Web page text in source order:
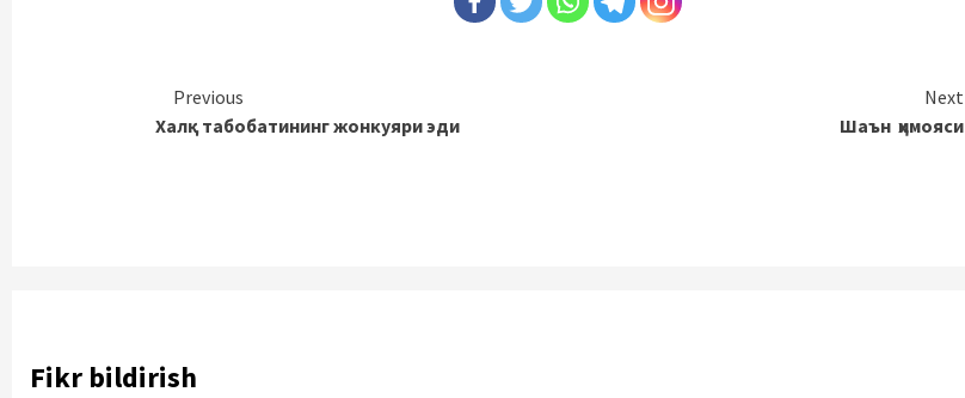
Continue
Reading
Previous
Халқ табобатининг жонкуяри эди
Next
Шаън ҳимояси
Fikr bildirish